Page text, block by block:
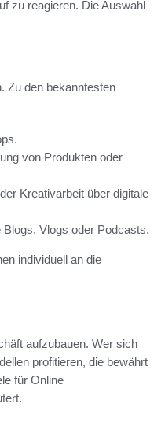
zu reagieren. Die Auswahl
Zu den bekanntesten
von Produkten oder
Kreativarbeit über digitale
Vlogs oder Podcasts.
individuell an die
aufzubauen. Wer sich
profitieren, die bewährt
für Online